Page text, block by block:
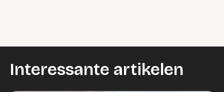
Interessante artikelen